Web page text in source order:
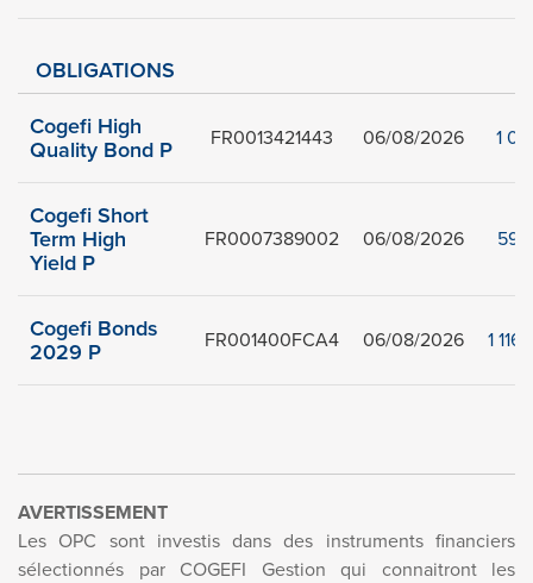
OBLIGATIONS
Cogefi High
Quality Bond P
FR0013421443 06/08/2026 1
Cogefi Short
Term High
Yield P
FR0007389002 06/08/2026
Cogefi Bonds
2029 P
FR001400FCA4 06/08/2026 1
AVERTISSEMENT
Les OPC sont investis dans des instruments financiers
sélectionnés par COGEFI Gestion qui connaitront les